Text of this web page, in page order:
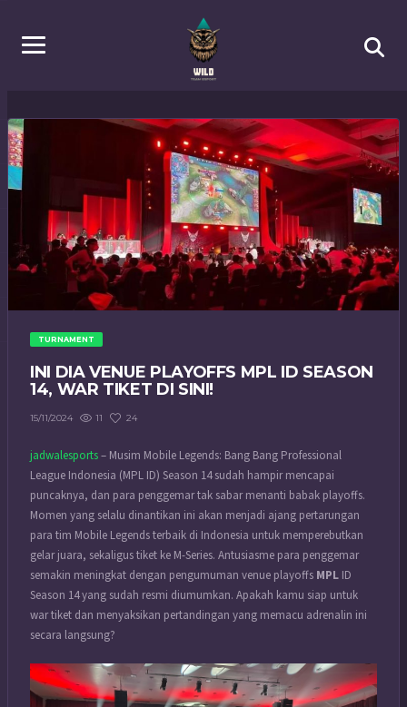
TURNAMENT
INI DIA VENUE PLAYOFFS MPL ID SEASON
14, WAR TIKET DI SINI!
15/11/2024 11 24
jadwalesports– Musim Mobile Legends: Bang Bang Professional
League Indonesia (MPL ID) Season 14 sudah hampir mencapai
puncaknya, dan para penggemar tak sabar menanti babak playoffs.
Momen yang selalu dinantikan ini akan menjadi ajang pertarungan
para tim Mobile Legends terbaik di Indonesia untuk memperebutkan
gelar juara, sekaligus tiket ke M-Series. Antusiasme para penggemar
semakin meningkat dengan pengumuman venue playoffs MPL ID
Season 14 yang sudah resmi diumumkan. Apakah kamu siap untuk
war tiket dan menyaksikan pertandingan yang memacu adrenalin ini
secara langsung?